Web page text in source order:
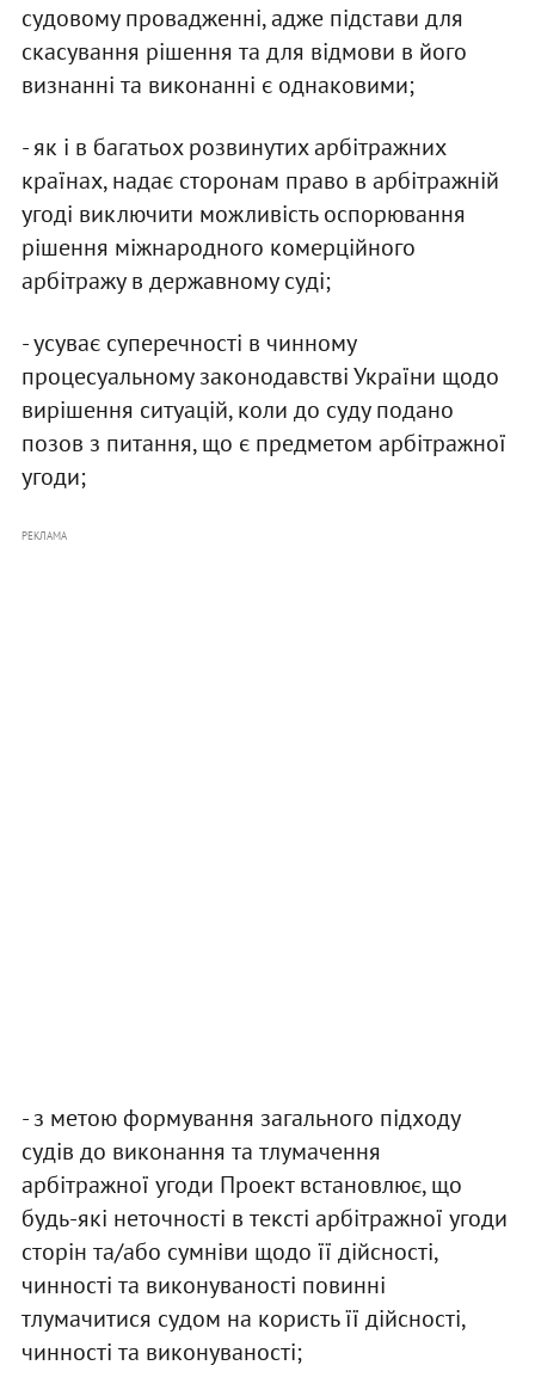
судовому провадженні, адже підстави для
скасування рішення та для відмови в його
визнанні та виконанні є однаковими;
- як і в багатьох розвинутих арбітражних
країнах, надає сторонам право в арбітражній
угоді виключити можливість оспорювання
рішення міжнародного комерційного
арбітражу в державному суді;
- усуває суперечності в чинному
процесуальному законодавстві України щодо
вирішення ситуацій, коли до суду подано
позов з питання, що є предметом арбітражної
угоди;
РЕКЛАМА
- з метою формування загального підходу
судів до виконання та тлумачення
арбітражної угоди Проект встановлює, що
будь-які неточності в тексті арбітражної угоди
сторін та/або сумніви щодо її дійсності,
чинності та виконуваності повинні
тлумачитися судом на користь її дійсності,
чинності та виконуваності;